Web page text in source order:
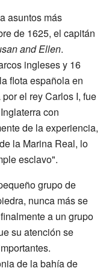
asuntos más
de 1625, el capitán
and Ellen.
ingleses y 16
flota española en
el rey Carlos I, fue
con
de la experiencia,
la Marina Real, lo
esclavo".
grupo de
nunca más se
a un grupo
su atención se
de la bahía de